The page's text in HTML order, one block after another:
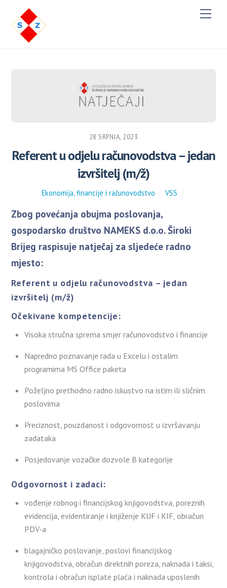
M
e
28 SRPNJA, 2023
Referent u odjelu računovodstva – jedan
izvršitelj (m/ž)
Ekonomija, financije i računovodstvo VSS
Zbog povećanja obujma poslovanja,
gospodarsko društvo NAMEKS d.o.o. Široki
Brijeg raspisuje natječaj za sljedeće radno
mjesto:
Referent u odjelu računovodstva – jedan
izvršitelj (m/ž)
Očekivane kompetencije:
Visoka stručna sprema smjer računovodstvo i financije
Napredno poznavanje rada u Excelu i ostalim
programima MS Office paketa
Poželjno prethodno radno iskustvo na istim ili sličnim
poslovima
Preciznost, pouzdanost i odgovornost u izvršavanju
zadataka
Posjedovanje vozačke dozvole B kategorije
Odgovornost i zadaci:
vođenje robnog i financijskog knjigovodstva, poreznih
evidencija, evidentiranje i knjiženje KUF i KIF, obračun
PDV-a
blagajničko poslovanje, poslovi financijskog
knjigovodstva, obračun direktnih poreza, naknada i taksi,
kontrola i obračun isplate plaća i naknada uposlenih